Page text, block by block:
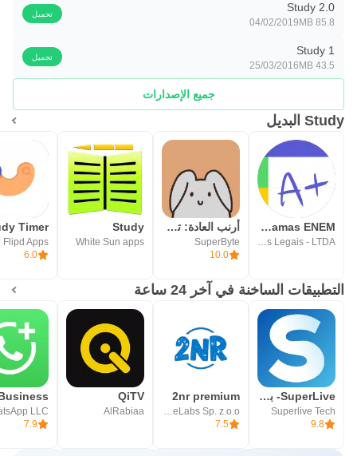
Study 2.0
85.8 MB
04/02/2019
تحميل
Study 1
43.5 MB
25/03/2016
تحميل
جميع الإصدارات
Study البديل
Easy Study - Cronogramas ENEM
Aplicativos Legais - LTDA
أرنب العادة: تعقب العادة
SuperByte
10.0
Study
White Sun apps
Flipd Apps
6.0
التطبيقات الساخنة في آخر 24 ساعة
SuperLive- بث مباشر و دردشة
Superlive Tech
9.8
2nr premium
MobileLabs Sp. z o.o.
7.5
QiTV
AlRabiaa
LLC
7.9